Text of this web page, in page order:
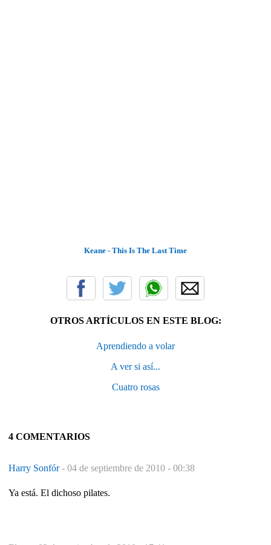
Keane - This Is The Last Time
OTROS ARTÍCULOS EN ESTE BLOG:
Aprendiendo a volar
A ver si así...
Cuatro rosas
4 COMENTARIOS
Harry Sonfór- 04 de septiembre de 2010 - 00:38
Ya está. El dichoso pilates.